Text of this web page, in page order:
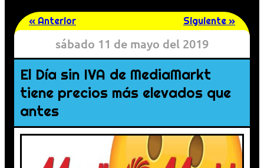
« Anterior Siguiente »
sábado 11 de mayo del 2019
El Día sin IVA de MediaMarkt
tiene precios más elevados que
antes